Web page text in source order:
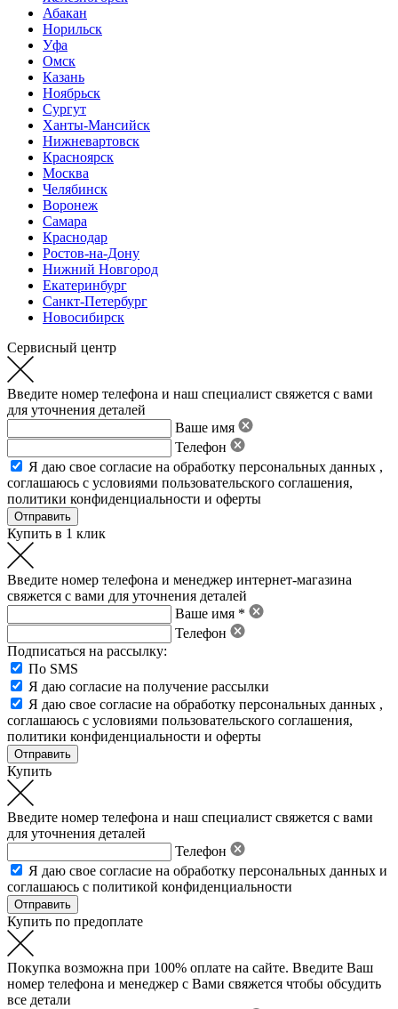
Абакан
Норильск
Уфа
Омск
Казань
Ноябрьск
Сургут
Ханты-Мансийск
Нижневартовск
Красноярск
Москва
Челябинск
Воронеж
Самара
Краснодар
Ростов-на-Дону
Нижний Новгород
Екатеринбург
Санкт-Петербург
Новосибирск
Сервисный центр
Введите номер телефона и наш специалист свяжется с вами
для уточнения деталей
Ваше имя
Телефон
Я даю свое согласие на обработку персональных данных ,
соглашаюсь с условиями пользовательского соглашения,
политики конфиденциальности и оферты
Купить в 1 клик
Введите номер телефона и менеджер интернет-магазина
свяжется с вами для уточнения деталей
Ваше имя *
Телефон
Подписаться на рассылку:
По SMS
Я даю согласие на получение рассылки
Я даю свое согласие на обработку персональных данных ,
соглашаюсь с условиями пользовательского соглашения,
политики конфиденциальности и оферты
Купить
Введите номер телефона и наш специалист свяжется с вами
для уточнения деталей
Телефон
Я даю свое согласие на обработку персональных данных и
соглашаюсь с политикой конфиденциальности
Купить по предоплате
Покупка возможна при 100% оплате на сайте. Введите Ваш
номер телефона и менеджер с Вами свяжется чтобы обсудить
все детали